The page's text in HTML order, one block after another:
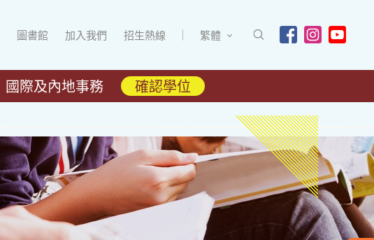
圖書館 加入我們 招生熱線 繁體
國際及內地事務 確認學位